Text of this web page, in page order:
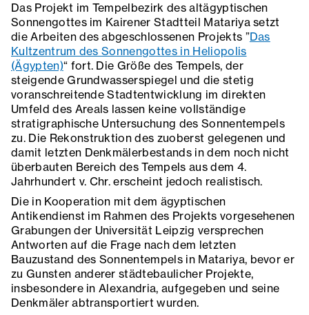
Das Projekt im Tempelbezirk des altägyptischen
Sonnengottes im Kairener Stadtteil Matariya setzt
die Arbeiten des abgeschlossenen Projekts ”Das
Kultzentrum des Sonnengottes in Heliopolis
(Ägypten)“ fort. Die Größe des Tempels, der
steigende Grundwasserspiegel und die stetig
voranschreitende Stadtentwicklung im direkten
Umfeld des Areals lassen keine vollständige
stratigraphische Untersuchung des Sonnentempels
zu. Die Rekonstruktion des zuoberst gelegenen und
damit letzten Denkmälerbestands in dem noch nicht
überbauten Bereich des Tempels aus dem 4.
Jahrhundert v. Chr. erscheint jedoch realistisch.
Die in Kooperation mit dem ägyptischen
Antikendienst im Rahmen des Projekts vorgesehenen
Grabungen der Universität Leipzig versprechen
Antworten auf die Frage nach dem letzten
Bauzustand des Sonnentempels in Matariya, bevor er
zu Gunsten anderer städtebaulicher Projekte,
insbesondere in Alexandria, aufgegeben und seine
Denkmäler abtransportiert wurden.